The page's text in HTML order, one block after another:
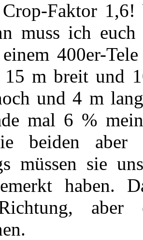
Crop-Faktor
muss ich euch
400er-
m breit und
und 4 m
mal 6 %
beiden aber
müssen sie
haben.
aber